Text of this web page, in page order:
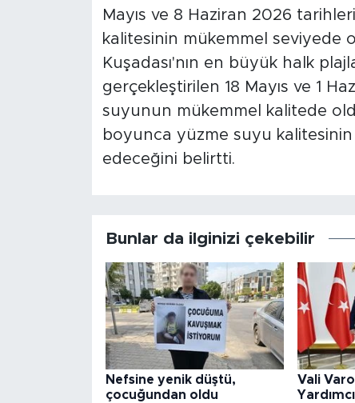
Mayıs ve 8 Haziran 2026
kalitesinin mükemmel seviyede
Kuşadası'nın en büyük halk
gerçekleştirilen 18 Mayıs ve 1
suyunun mükemmel kalitede
boyunca yüzme suyu
edeceğini belirtti.
Bunlar da ilginizi çekebilir
Nefsine yenik düştü,
çocuğundan oldu
Vali